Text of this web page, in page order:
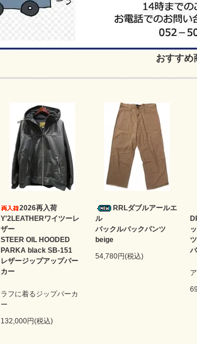
おすすめ
2026再入荷
Y'2LEATHERワイツーレ
ザー
STEER OIL HOODED
PARKA black SB-151
レザージップアップパー
カー
ラフに着るジップパーカ
ー
132,000円(税込)
RRLダブルアールエ
ル
バックルバックパンツ
beige
54,780円(税込)